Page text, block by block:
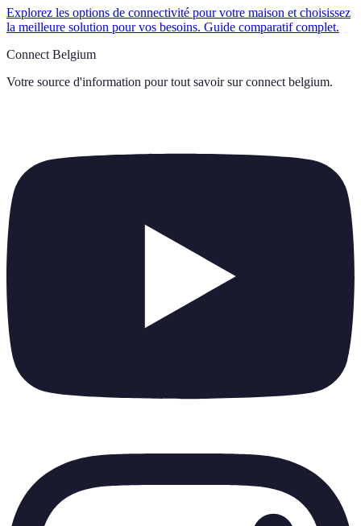
Explorez les options de connectivité pour votre maison et choisissez
la meilleure solution pour vos besoins. Guide comparatif complet.
Connect Belgium
Votre source d'information pour tout savoir sur connect belgium.